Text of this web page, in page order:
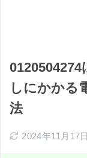
しにかかる
法
2024年11月17日